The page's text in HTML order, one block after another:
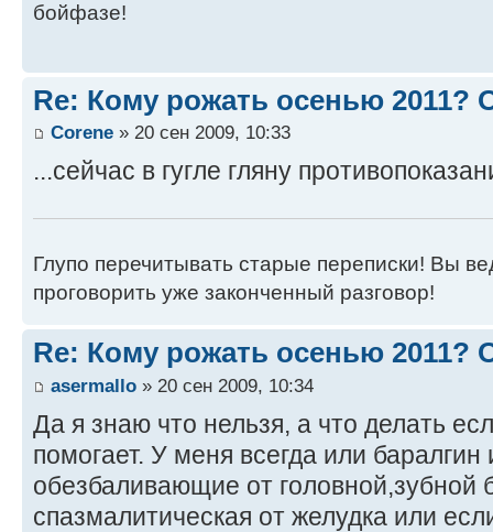
бойфазе!
Re: Кому рожать осенью 2011?
Corene » 20 сен 2009, 10:33
...сейчас в гугле гляну
Глупо перечитывать старые переписки! Вы
проговорить уже законченный разговор!
Re: Кому рожать осенью 2011?
asermallo » 20 сен 2009, 10:34
Да я знаю что нельзя, а что делать
помогает. У меня всегда или баралгин
обезбаливающие от головной,зубной
спазмалитическая от желудка или